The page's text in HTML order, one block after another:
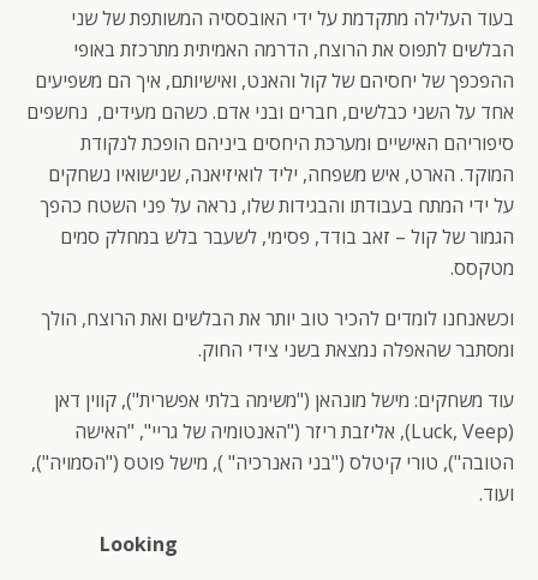
בעוד העלילה מתקדמת על ידי האובססיה המשותפת של שני
הבלשים לתפוס את הרוצח, הדרמה האמיתית מתרכזת באופי
ההפכפך של יחסיהם של קול והאנט, ואישיותם, איך הם משפיעים
אחד על השני כבלשים, חברים ובני אדם. כשהם מעידים, נחשפים
סיפוריהם האישיים ומערכת היחסים ביניהם הופכת לנקודת
המוקד. הארט, איש משפחה, יליד לואיזיאנה, שנישואיו נשחקים
על ידי המתח בעבודתו והבגידות שלו, נראה על פני השטח כהפך
הגמור של קול – זאב בודד, פסימי, לשעבר בלש במחלק סמים
מטקסס.
וכשאנחנו לומדים להכיר טוב יותר את הבלשים ואת הרוצח, הולך
ומסתבר שהאפלה נמצאת בשני צידי החוק.
עוד משחקים: מישל מונהאן ("משימה בלתי אפשרית"), קווין דאן
(Luck, Veep), אליזבת ריזר ("האנטומיה של גריי", "האישה
הטובה"), טורי קיטלס ("בני האנרכיה" ), מישל פוטס ("הסמויה"),
ועוד.
Looking